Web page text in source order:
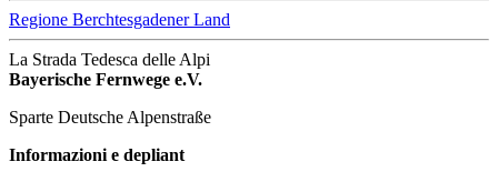
Regione Berchtesgadener Land
La Strada Tedesca delle Alpi
Bayerische Fernwege e.V.
Sparte Deutsche Alpenstraße
Informazioni e depliant